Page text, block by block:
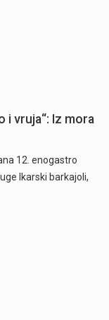
i vruja“: Iz mora
12. enogastro
Ikarski barkajoli,